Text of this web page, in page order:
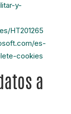
y-
HT201265
es-
cookies
a